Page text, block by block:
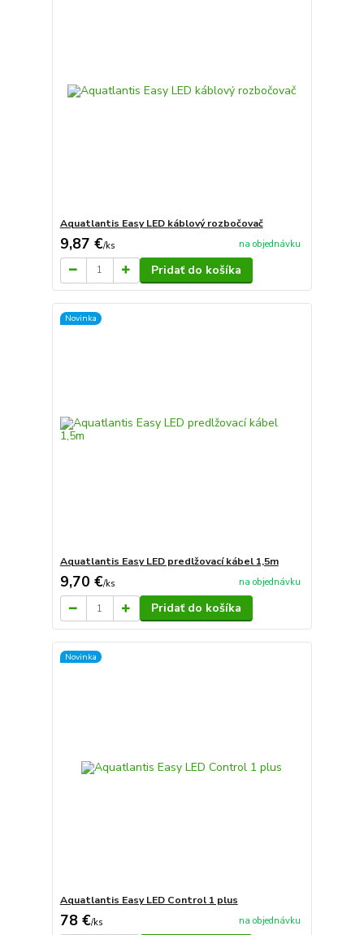
Aquatlantis Easy LED káblový rozbočovač
9,87 €/ks na objednávku
Pridať do košíka
Novinka
Aquatlantis Easy LED predlžovací kábel 1,5m
9,70 €/ks na objednávku
Pridať do košíka
Novinka
Aquatlantis Easy LED Control 1 plus
78 €/ks na objednávku